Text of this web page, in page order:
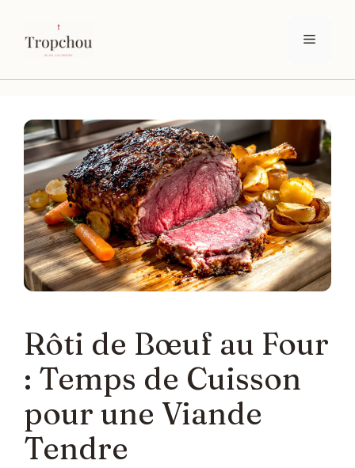
contenu
Menu
Rôti de Bœuf au Four
: Temps de Cuisson
pour une Viande
Tendre